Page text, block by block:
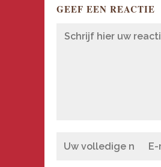
GEEF EEN REACTIE